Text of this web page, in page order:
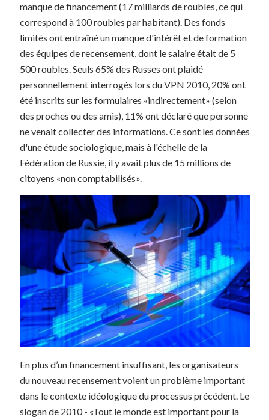
manque de financement (17 milliards de roubles, ce qui
correspond à 100 roubles par habitant). Des fonds
limités ont entraîné un manque d'intérêt et de formation
des équipes de recensement, dont le salaire était de 5
500 roubles. Seuls 65% des Russes ont plaidé
personnellement interrogés lors du VPN 2010, 20% ont
été inscrits sur les formulaires «indirectement» (selon
des proches ou des amis), 11% ont déclaré que personne
ne venait collecter des informations. Ce sont les données
d'une étude sociologique, mais à l'échelle de la
Fédération de Russie, il y avait plus de 15 millions de
citoyens «non comptabilisés».
En plus d’un financement insuffisant, les organisateurs
du nouveau recensement voient un problème important
dans le contexte idéologique du processus précédent. Le
slogan de 2010 - «Tout le monde est important pour la